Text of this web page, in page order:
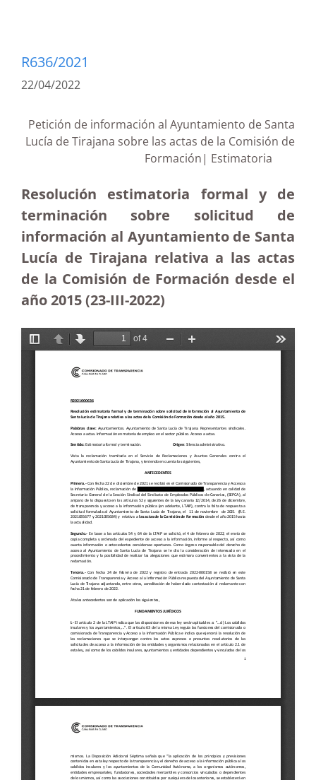
R636/2021
22/04/2022
Petición de información al Ayuntamiento de Santa
Lucía de Tirajana sobre las actas de la Comisión de
Formación| Estimatoria
Resolución estimatoria formal y de
terminación sobre solicitud de
información al Ayuntamiento de Santa
Lucía de Tirajana relativa a las actas
de la Comisión de Formación desde el
año 2015(23-III-2022)